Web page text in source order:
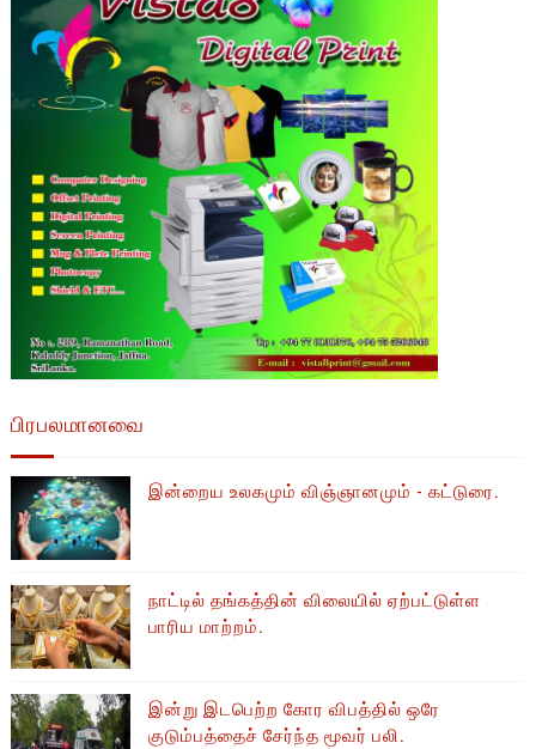
பிரபலமானவை
இன்றைய உலகமும் விஞ்ஞானமும் - கட்டுரை.
நாட்டில் தங்கத்தின் விலையில் ஏற்பட்டுள்ள
பாரிய மாற்றம்.
இன்று இடபெற்ற கோர விபத்தில் ஒரே
குடும்பத்தைச் சேர்ந்த மூவர் பலி.